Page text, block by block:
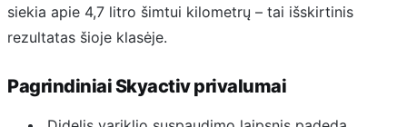
siekia apie 4,7 litro šimtui kilometrų – tai išskirtinis
rezultatas šioje klasėje.
Pagrindiniai Skyactiv privalumai